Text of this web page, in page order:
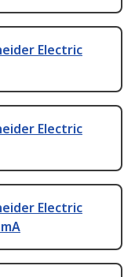
Electric
Electric
Electric